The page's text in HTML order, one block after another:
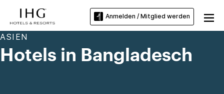
Anmelden / Mitglied werden
ASIEN
Hotels in Bangladesch